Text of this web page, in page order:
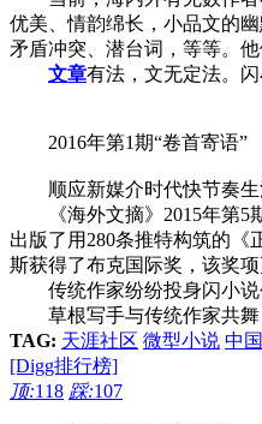
优美、情韵绵长，小品文的幽
矛盾冲突、潜台词，等等。
文章有法，文无定法。
2016年第1期“卷首寄语”
顺应新媒介时代快节奏生
《海外文摘》2015年第5期
出版了用280条推特构筑的《
斯获得了布克国际奖，该奖
传统作家纷纷投身闪小说
草根写手与传统作家共舞
TAG: 天涯社区 微型小说 中
[Digg排行榜]
顶:118 踩:107